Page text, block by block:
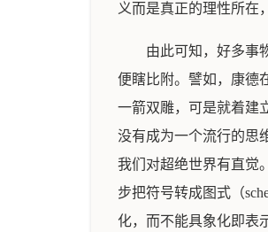
义而是真正的理性所在
由此可知，好多事
便瞎比附。譬如，康德
一箭双雕，可是就着建
没有成为一个流行的思
我们对超绝世界有直觉
步把符号转成图式（
化，而不能具象化即表